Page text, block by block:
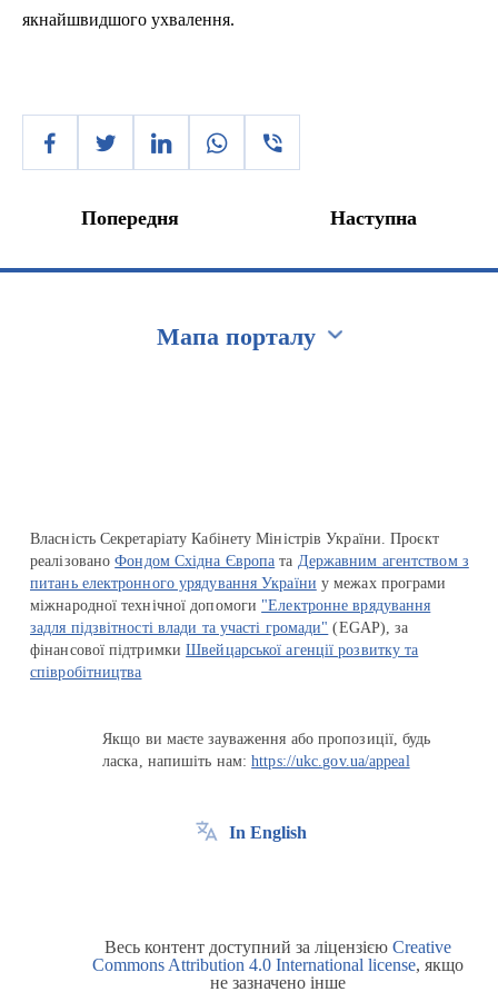
якнайшвидшого ухвалення.
Попередня Наступна
Мапа порталу
Власність Секретаріату Кабінету Міністрів України. Проєкт
реалізованоФондом Східна Європа та Державним агентством з
питань електронного урядування України у межах програми
міжнародної технічної допомоги "Електронне врядування
задля підзвітності влади та участі громади" (EGAP), за
фінансової підтримкиШвейцарської агенції розвитку та
співробітництва
Якщо ви маєте зауваження або пропозиції, будь
ласка, напишіть нам:https://ukc.gov.ua/appeal
In English
Весь контент доступний за ліцензією Creative
Commons Attribution 4.0 International license, якщо
не зазначено інше